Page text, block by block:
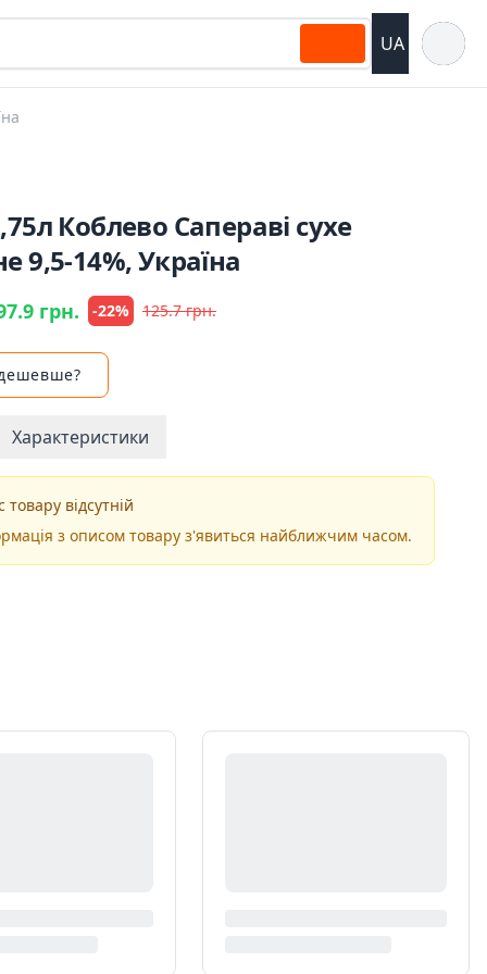
UA
Коблево Сапераві сухе
9,5-14%, Україна
грн. -22% 125.7 грн.
Характеристики
товару відсутній
з описом товару з'явиться найближчим часом.